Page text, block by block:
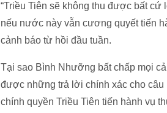
“Triều Tiên sẽ không thu được bất
nếu nước này vẫn cương quyết tiến
cảnh báo từ hồi đầu tuần.
Tại sao Bình Nhưỡng bất chấp mọi
được những trả lời chính xác cho câu
chính quyền Triều Tiên tiến hành vụ